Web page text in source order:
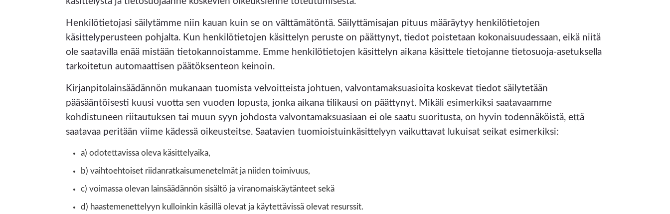
Henkilötietojasi säilytämme niin kauan kuin se on välttämätöntä. Säilyttämisajan pituus määräytyy henkilötietojen
käsittelyperusteen pohjalta. Kun henkilötietojen käsittelyn peruste on päättynyt, tiedot poistetaan kokonaisuudessaan, eikä niitä
ole saatavilla enää mistään tietokannoistamme. Emme henkilötietojen käsittelyn aikana käsittele tietojanne tietosuoja-asetuksella
tarkoitetun automaattisen päätöksenteon keinoin.
Kirjanpitolainsäädännön mukanaan tuomista velvoitteista johtuen, valvontamaksuasioita koskevat tiedot säilytetään
pääsääntöisesti kuusi vuotta sen vuoden lopusta, jonka aikana tilikausi on päättynyt. Mikäli esimerkiksi saatavaamme
kohdistuneen riitautuksen tai muun syyn johdosta valvontamaksuasiaan ei ole saatu suoritusta, on hyvin todennäköistä, että
saatavaa peritään viime kädessä oikeusteitse. Saatavien tuomioistuinkäsittelyyn vaikuttavat lukuisat seikat esimerkiksi:
a) odotettavissa oleva käsittelyaika,
b) vaihtoehtoiset riidanratkaisumenetelmät ja niiden toimivuus,
c) voimassa olevan lainsäädännön sisältö ja viranomaiskäytänteet sekä
d) haastemenettelyyn kulloinkin käsillä olevat ja käytettävissä olevat resurssit.